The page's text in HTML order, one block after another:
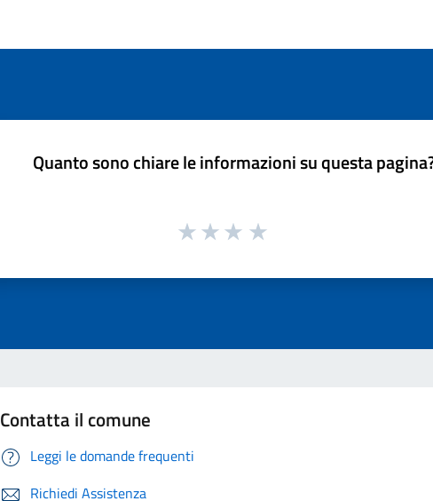
Quanto sono chiare le informazioni su questa
Contatta il comune
Leggi le domande frequenti
Richiedi Assistenza